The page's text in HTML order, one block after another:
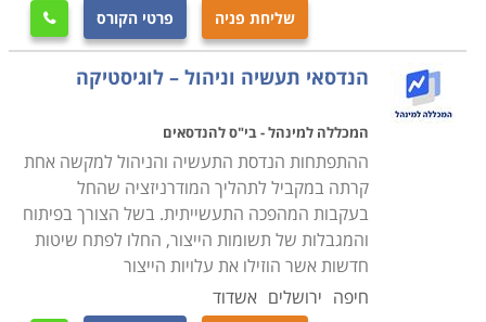
שליחת פניה פרטי הקורס 
הנדסאי תעשיה וניהול – לוגיסטיקה
המכללה למינהל - בי"ס להנדסאים
ההתפתחות הנדסת התעשיה והניהול למקשה אחת
קרתה במקביל לתהליך המודרניזציה שהחל
בעקבות המהפכה התעשייתית. בשל הצורך בפיתוח
והמגבלות של תשומות הייצור, החלו לפתח שיטות
חדשות אשר הוזילו את עלויות הייצור
חיפה ירושלים אשדוד